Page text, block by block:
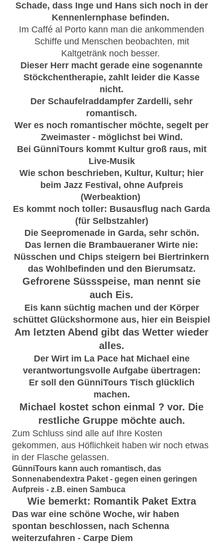
Schade, dass Inge und Hans sich noch in der
Kennenlernphase befinden.
Im Caffé al Porto kann man die ankommenden
Schiffe und Menschen beobachten, mit
Kaltgetränk noch besser.
Dieser Herr macht gerade eine sogenannte
Stöckchentherapie, zahlt leider die Kasse
nicht.
Der Schaufelraddampfer Zardelli, sehr
romantisch.
Wer es noch romantischer möchte, segelt per
Zweimaster - möglichst bei Wind.
Bei GünniTours kommt Kultur groß raus, mit
Live-Musik
Wie schon beschrieben, Kultur, Kultur; hier
beim Jazz Festival, ohne Aufpreis
(Werbeaktion)
Es kommt noch toller: Busausflug nach Garda
(für Selbstzahler)
Die Seepromenade in Garda, sehr schön.
Das lernen die Brambaueraner Wirte nie:
Nüsschen und Chips steigern bei Biertrinkern
das Wohlbefinden und den Bierumsatz.
Gefrorene Süssspeise, man nennt sie
auch Eis.
Eis kann süchtig machen und der Körper
schüttet Glückshormone aus, hier ein Beispiel
Am letzten Abend gibt das Wetter wieder
alles.
Der Wirt im La Pace hat Michael eine
verantwortungsvolle Aufgabe übertragen:
Er soll den GünniTours Tisch glücklich
machen.
Michael kostet schon einmal ? vor. Die
restliche Gruppe möchte auch.
Zum Schluss sind alle auf Ihre Kosten
gekommen, aus Höflichkeit haben wir noch etwas
in der Flasche gelassen.
GünniTours kann auch romantisch, das
Sonnenabendextra Paket - gegen einen geringen
Aufpreis - z.B. einen Sambuca
Wie bemerkt: Romantik Paket Extra
Das war eine schöne Woche, wir haben
spontan beschlossen, nach Schenna
weiterzufahren - Carpe Diem